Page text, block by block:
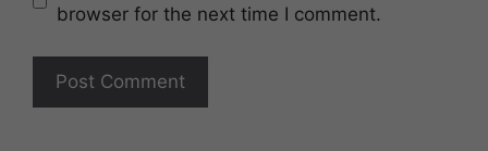
browser for the next time I comment.